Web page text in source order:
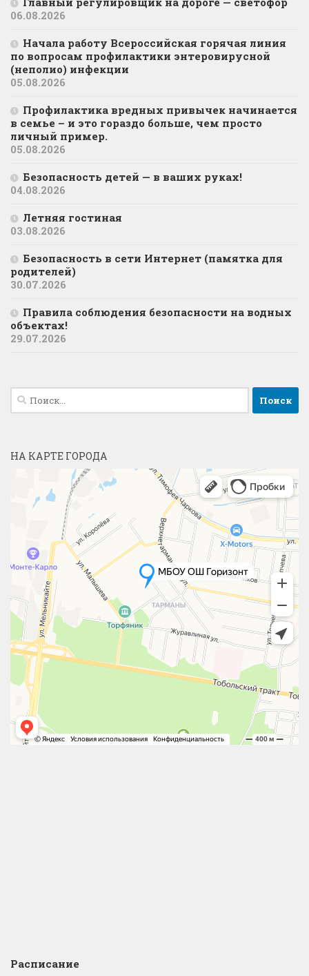
06.08.2026
Начала работу Всероссийская горячая линия
по вопросам профилактики энтеровирусной
(неполио) инфекции
05.08.2026
Профилактика вредных привычек начинается
в семье – и это гораздо больше, чем просто
личный пример.
05.08.2026
Безопасность детей — в ваших руках!
04.08.2026
Летняя гостиная
03.08.2026
Безопасность в сети Интернет (памятка для
родителей)
30.07.2026
Правила соблюдения безопасности на водных
объектах!
29.07.2026
Найти:
НА КАРТЕ ГОРОДА
Расписание